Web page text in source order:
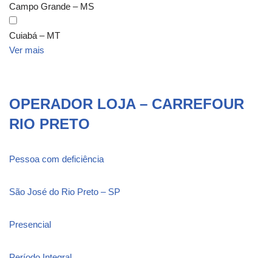
Campo Grande – MS
Cuiabá – MT
Ver mais
OPERADOR LOJA – CARREFOUR
RIO PRETO
Pessoa com deficiência
São José do Rio Preto – SP
Presencial